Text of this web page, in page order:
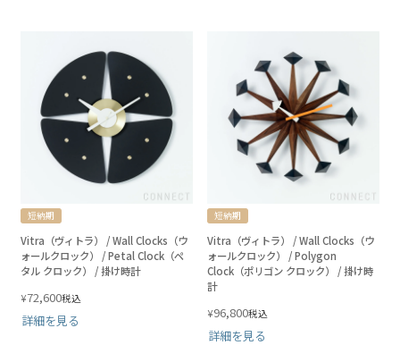
短納期
Vitra（ヴィトラ） / Wall Clocks（ウ
ォールクロック） / Petal Clock（ペ
タル クロック） / 掛け時計
¥72,600税込
詳細を見る
短納期
Vitra（ヴィトラ） / Wall Clocks（ウ
ォールクロック） / Polygon
Clock（ポリゴン クロック） / 掛け時
計
¥96,800税込
詳細を見る